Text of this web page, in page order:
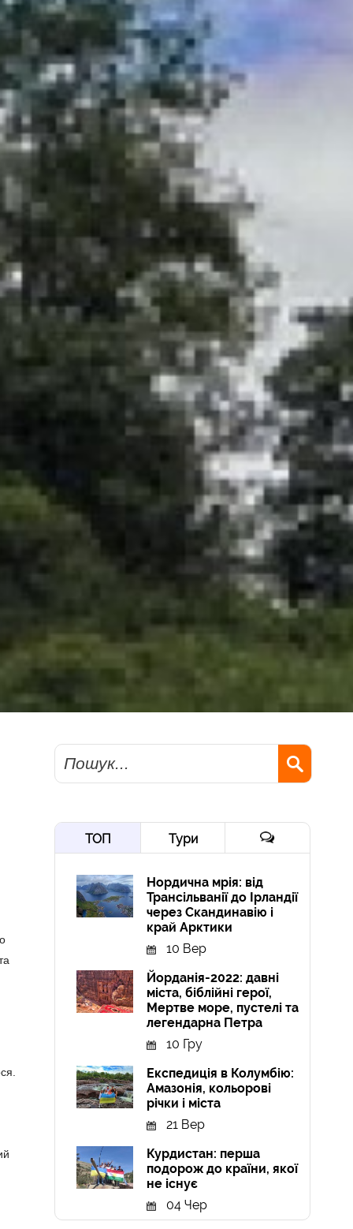
Пошук
ТОП Тури
Нордична мрія: від
Трансільванії до Ірландії
через Скандинавію і
край Арктики
10 Вер
Йорданія-2022: давні
міста, біблійні герої,
Мертве море, пустелі та
легендарна Петра
10 Гру
Експедиція в Колумбію:
Амазонія, кольорові
річки і міста
21 Вер
Курдистан: перша
подорож до країни, якої
не існує
04 Чер